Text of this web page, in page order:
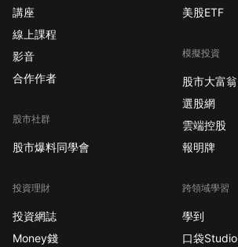
講座
線上課程
影音
合作作者
股市社群
股市爆料同學會
投資理財
投資網誌
Money錢
美股ETF
模擬投資
股市大富翁
選股網
雲端控股
報明牌
跨領域學習
學到
口袋Studio